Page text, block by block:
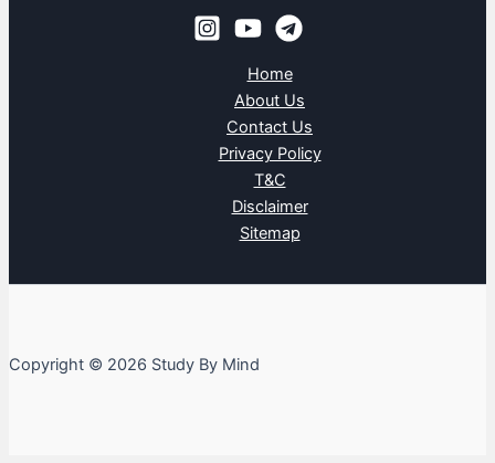
Home
About Us
Contact Us
Privacy Policy
T&C
Disclaimer
Sitemap
Copyright © 2026 Study By Mind